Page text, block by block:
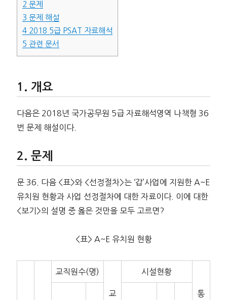
2 문제
3 문제 해설
42018 5급 PSAT 자료해석
5 관련 문서
개요
다음은 2018년 국가공무원 5급 자료해석영역 나책형 36
번 문제 해설이다.
문제
문 36. 다음 <표>와 <선정절차>는 ‘갑’사업에 지원한 A~E
유치원 현황과 사업 선정절차에 대한 자료이다. 이에 대한
<보기>의 설명 중 옳은 것만을 모두 고르면?
<표> A~E 유치원 현황
교직원수(명)
교
시설현황
통